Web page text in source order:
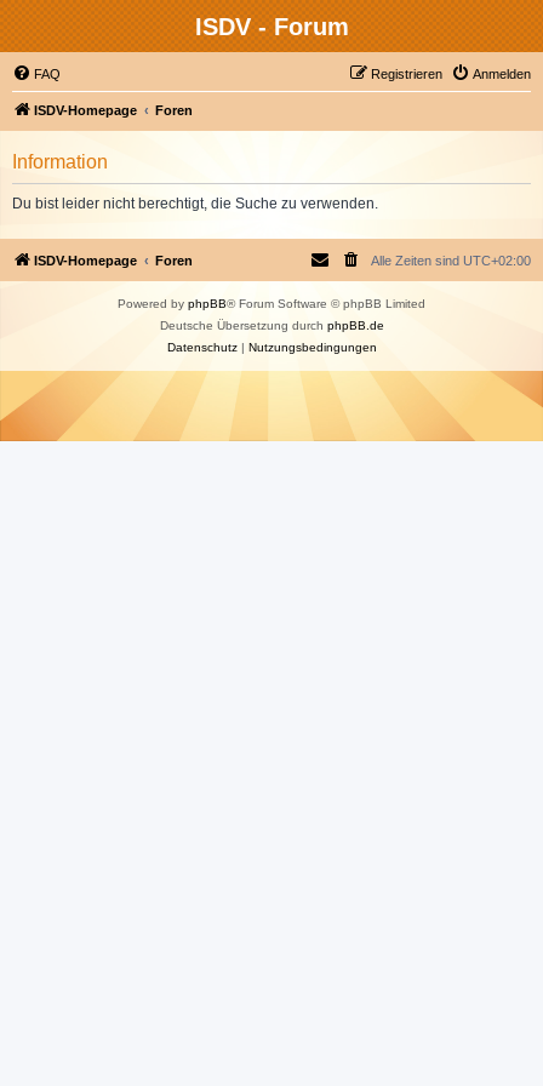
ISDV - Forum
FAQ Anmelden
Registrieren
ISDV-Homepage Foren
Information
Du bist leider nicht berechtigt, die Suche zu verwenden.
ISDV-Homepage Foren Alle Zeiten sind UTC+02:00
Powered by phpBB® Forum Software © phpBB Limited
Deutsche Übersetzung durch phpBB.de
Datenschutz| Nutzungsbedingungen